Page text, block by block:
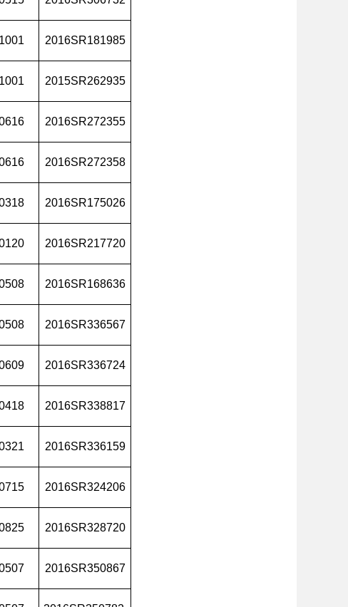
2016SR181985
2015SR262935
2016SR272355
2016SR272358
2016SR175026
2016SR217720
2016SR168636
2016SR336567
2016SR336724
2016SR338817
2016SR336159
2016SR324206
2016SR328720
2016SR350867